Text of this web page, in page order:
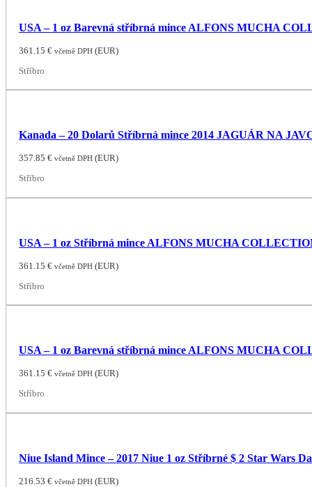
USA – 1 oz Barevná stříbrná mince ALFONS MUCHA
361.15€ včetně DPH (EUR)
Stříbro
Kanada – 20 Dolarů Stříbrná mince 2014 JAGUÁR NA
357.85€ včetně DPH (EUR)
Stříbro
USA – 1 oz Stříbrná mince ALFONS MUCHA
361.15€ včetně DPH (EUR)
Stříbro
USA – 1 oz Barevná stříbrná mince ALFONS MUCHA
361.15€ včetně DPH (EUR)
Stříbro
Niue Island Mince – 2017 Niue 1 oz Stříbrné $ 2 Star Wars
216.53€ včetně DPH (EUR)